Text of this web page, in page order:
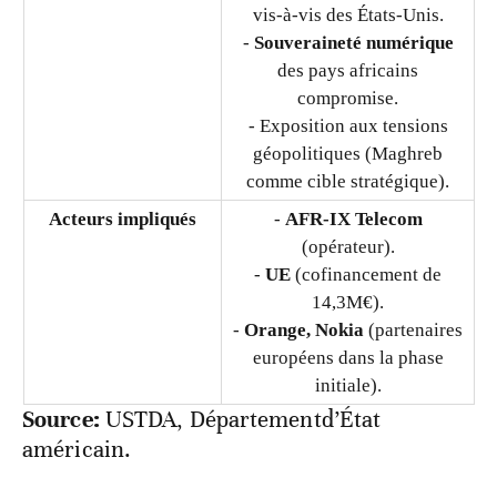
vis-à-vis des États-Unis.
- Souveraineté numérique
des pays africains
compromise.
- Exposition aux tensions
géopolitiques (Maghreb
comme cible stratégique).
Acteurs impliqués
- AFR-IX Telecom
(opérateur).
- UE (cofinancement de
14,3M€).
- Orange, Nokia (partenaires
européens dans la phase
initiale).
Source: USTDA, Départementd’État
américain.